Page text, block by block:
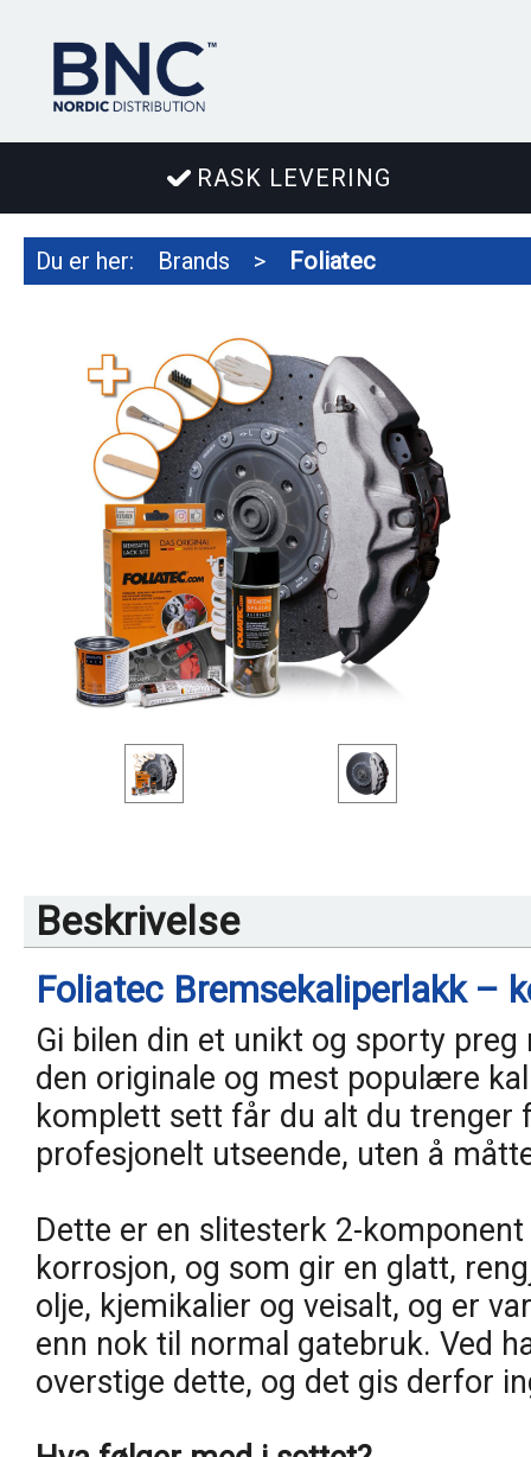
RASK LEVERING
Du er her: Brands > Foliatec
Beskrivelse
Foliatec Bremsekaliperlakk –
Gi bilen din et unikt og sporty
den originale og mest populære
komplett sett får du alt du trenger
profesjonelt utseende, uten å
Dette er en slitesterk 2-
korrosjon, og som gir en glatt,
olje, kjemikalier og veisalt, og er
enn nok til normal gatebruk. Ved
overstige dette, og det gis derfor